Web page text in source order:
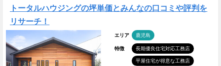
トータルハウジングの坪単価とみんなの口コミや評判を
リサーチ！
エリア 鹿児島
特徴 長期優良住宅対応工務店
平屋住宅が得意な工務店